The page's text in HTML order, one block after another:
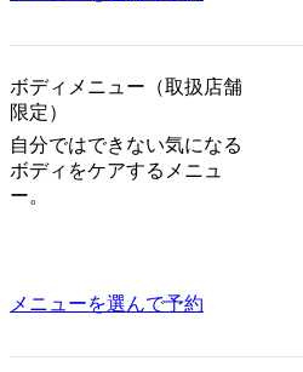
ボディメニュー（取扱店舗
限定）
自分ではできない気になる
ボディをケアするメニュ
ー。
メニューを選んで予約